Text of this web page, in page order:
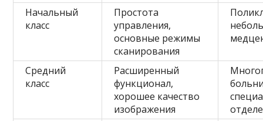
Начальный
класс
Простота
управления,
основные режимы
сканирования
Средний
класс
Расширенный
функционал,
хорошее качество
изображения